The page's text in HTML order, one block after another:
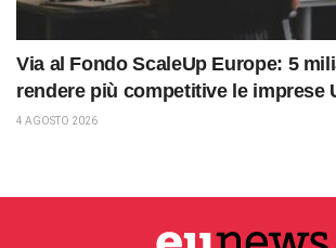
Via al Fondo ScaleUp Europe: 5
rendere più competitive le imprese
4 AGOSTO 2026